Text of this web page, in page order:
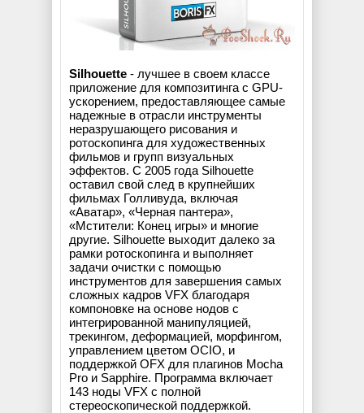
Silhouette - лучшее в своем классе
приложение для композитинга с GPU-
ускорением, предоставляющее самые
надежные в отрасли инструменты
неразрушающего рисования и
ротоскопинга для художественных
фильмов и групп визуальных
эффектов. С 2005 года Silhouette
оставил свой след в крупнейших
фильмах Голливуда, включая
«Аватар», «Черная пантера»,
«Мстители: Конец игры» и многие
другие. Silhouette выходит далеко за
рамки ротоскопинга и выполняет
задачи очистки с помощью
инструментов для завершения самых
сложных кадров VFX благодаря
компоновке на основе нодов с
интегрированной манипуляцией,
трекингом, деформацией, морфингом,
управлением цветом OCIO, и
поддержкой OFX для плагинов Mocha
Pro и Sapphire. Программа включает
143 ноды VFX с полной
стереоскопической поддержкой.